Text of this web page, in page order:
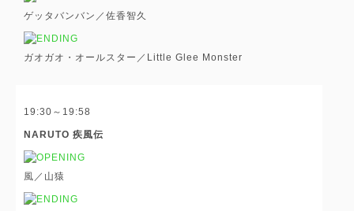
ゲッタバンバン／佐香智久
ガオガオ・オールスター／Little Glee Monster
19:30～19:58
NARUTO 疾風伝
風／山猿